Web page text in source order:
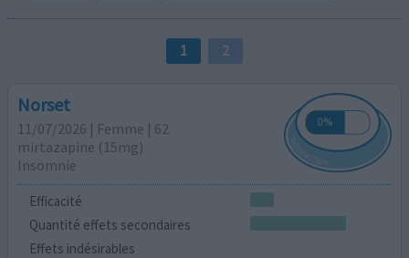
1 2
Norset
11/07/2026 | Femme | 62
mirtazapine (15mg)
Insomnie
Efficacité
Quantité effets secondaires
Effets indésirables